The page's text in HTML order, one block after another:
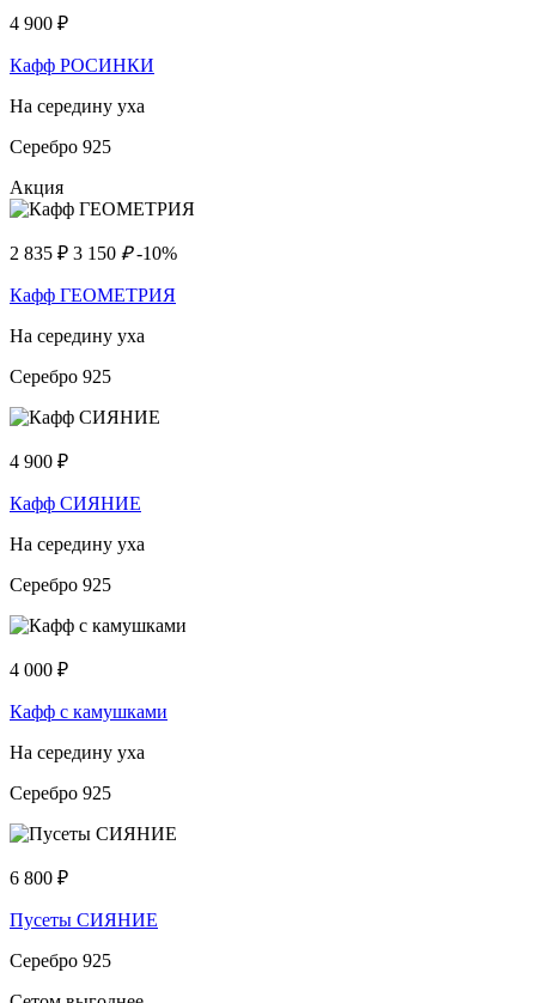
4 900 ₽
Кафф РОСИНКИ
На середину уха
Серебро 925
Акция
2 835 ₽ 3 150 ₽ -10%
Кафф ГЕОМЕТРИЯ
На середину уха
Серебро 925
4 900 ₽
Кафф СИЯНИЕ
На середину уха
Серебро 925
4 000 ₽
Кафф с камушками
На середину уха
Серебро 925
6 800 ₽
Пусеты СИЯНИЕ
Серебро 925